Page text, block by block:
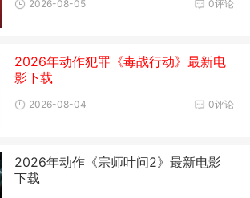
0评论
2026-08-05
2026年动作犯罪《毒战行动》最新电
影下载
0评论
2026-08-04
2026年动作《宗师叶问2》最新电影
下载